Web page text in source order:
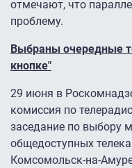
отмечают, что
проблему.
Выбраны очередные
кнопке"
29 июня в
комиссия по
заседание по выбору
общедоступных
Комсомольск-на-